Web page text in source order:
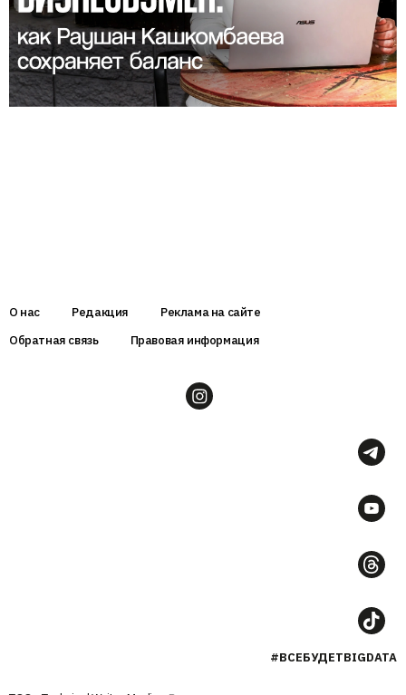
О нас Редакция
Реклама на сайте
Обратная связь
Правовая информация
#ВСЕБУДЕТBIGDATA